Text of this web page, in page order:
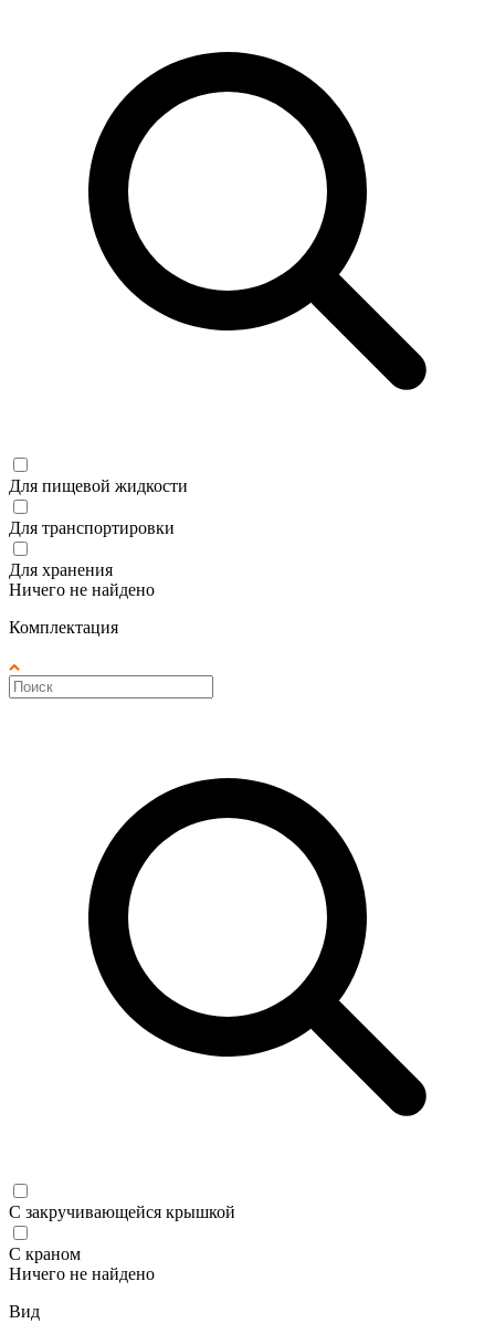
Для пищевой жидкости
Для транспортировки
Для хранения
Ничего не найдено
Комплектация
С закручивающейся крышкой
С краном
Ничего не найдено
Вид